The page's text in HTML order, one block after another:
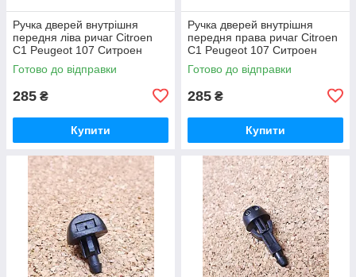
Ручка дверей внутрішня
передня ліва ричаг Citroen
C1 Peugeot 107 Ситроен
Ситроэн Сітроен С1 Пежо
107
Готово до відправки
285 ₴
Купити
Ручка дверей внутрішня
передня права ричаг Citroen
C1 Peugeot 107 Ситроен
Ситроэн Сітроен С1 Пежо
107
Готово до відправки
285 ₴
Купити